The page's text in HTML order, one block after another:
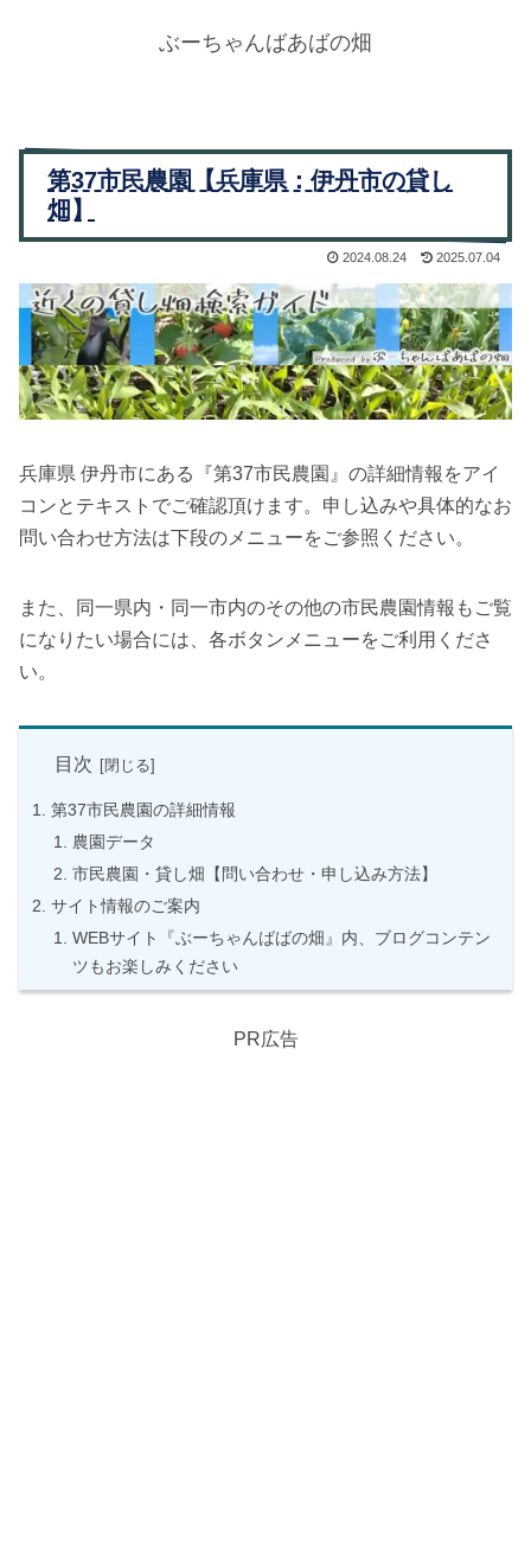
ぶーちゃんばあばの畑
第37市民農園【兵庫県：伊丹市の貸し
畑】
2024.08.24 2025.07.04
兵庫県 伊丹市にある『第37市民農園』の詳細情報をアイ
コンとテキストでご確認頂けます。申し込みや具体的なお
問い合わせ方法は下段のメニューをご参照ください。
また、同一県内・同一市内のその他の市民農園情報もご覧
になりたい場合には、各ボタンメニューをご利用くださ
い。
目次
第37市民農園の詳細情報
農園データ
市民農園・貸し畑【問い合わせ・申し込み方法】
サイト情報のご案内
WEBサイト『ぶーちゃんばばの畑』内、ブログコンテン
ツもお楽しみください
PR広告